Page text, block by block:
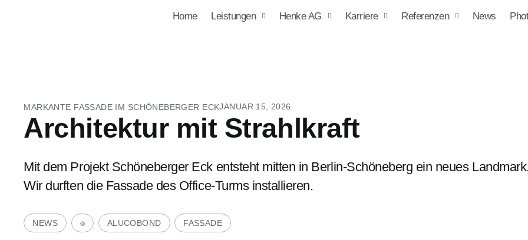
Home Leistungen Henke AG Karriere Referenzen News
MARKANTE FASSADE IM SCHÖNEBERGER ECKJANUAR 15, 2026
Architektur mit Strahlkraft
Mit dem Projekt Schöneberger Eck entsteht mitten in Berlin-Schöneberg ein neues
Wir durften die Fassade des Office-Turms installieren.
NEWS ⌾ ALUCOBOND FASSADE